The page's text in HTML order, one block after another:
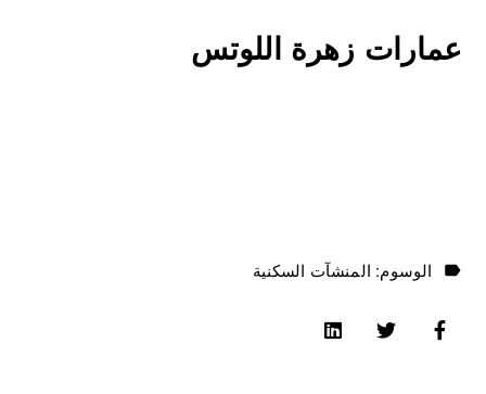
عمارات زهرة اللوتس
الوسوم: المنشآت السكنية